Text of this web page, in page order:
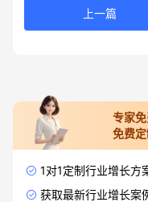
上一篇
专家
免费
1对1定制行业增长方
获取最新行业增长案